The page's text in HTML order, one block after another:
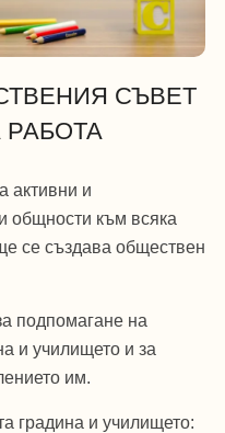
СЪВЕТ
активни и
общности към всяка
се създава обществен
подпомагане на
и училището и за
им.
градина и училището: